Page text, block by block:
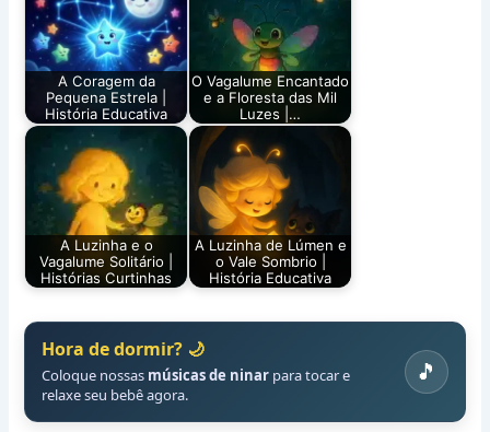
A Coragem da
Pequena Estrela |
História Educativa
O Vagalume Encantado
e a Floresta das Mil
Luzes |…
A Luzinha e o
Vagalume Solitário |
Histórias Curtinhas
A Luzinha de Lúmen e
o Vale Sombrio |
História Educativa
Hora de dormir? 🌙
Coloque nossas músicas de ninar para tocar e
relaxe seu bebê agora.
🎵